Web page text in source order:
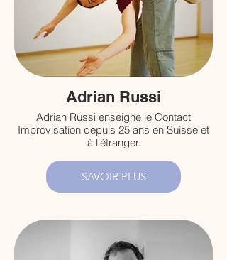
Adrian Russi
Adrian Russi enseigne le Contact
Improvisation depuis 25 ans en Suisse et
à l'étranger.
SAVOIR PLUS